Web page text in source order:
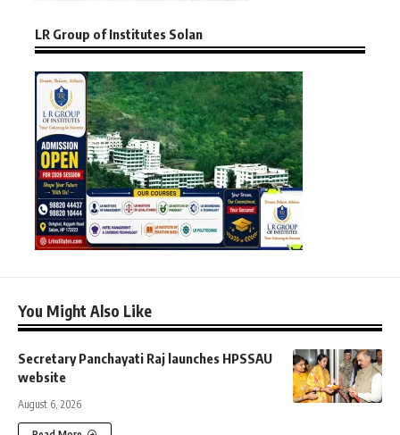
LR Group of Institutes Solan
You Might Also Like
Secretary Panchayati Raj launches HPSSAU
website
August 6, 2026